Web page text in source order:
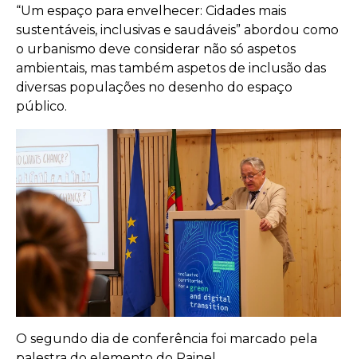
“Um espaço para envelhecer: Cidades mais
sustentáveis, inclusivas e saudáveis” abordou como
o urbanismo deve considerar não só aspetos
ambientais, mas também aspetos de inclusão das
diversas populações no desenho do espaço
público.
O segundo dia de conferência foi marcado pela